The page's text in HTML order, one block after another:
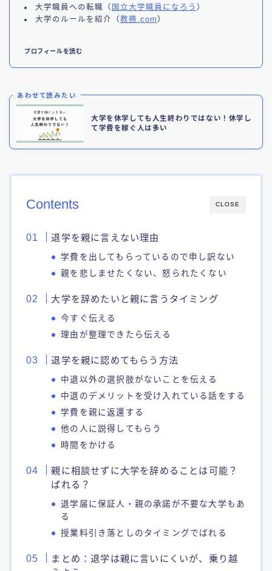
大学職員への転職（ 国立大学職員になろう ）
大学のルールを紹介（教務.com ）
プロフィールを読む
あわせて読みたい
大学を休学しても人生終わりではない！休学し
て学費を稼ぐ人は多い
CLOSE
Contents
退学を親に言えない理由
学費を出してもらっているので申し訳ない
親を悲しませたくない、怒られたくない
大学を辞めたいと親に言うタイミング
今すぐ伝える
理由が整理できたら伝える
退学を親に認めてもらう方法
中退以外の選択肢がないことを伝える
中退のデメリットを受け入れている話をする
学費を親に返還する
他の人に説得してもらう
時間をかける
親に相談せずに大学を辞めることは可能？
ばれる？
退学届に保証人・親の承諾が不要な大学もあ
る
授業料引き落としのタイミングでばれる
まとめ：退学は親に言いにくいが、乗り越